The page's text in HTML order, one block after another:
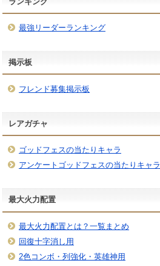
最強リーダーランキング
掲示板
フレンド募集掲示板
レアガチャ
ゴッドフェスの当たりキャラ
アンケートゴッドフェスの当たりキャラ
最大火力配置
最大火力配置とは？一覧まとめ
回復十字消し用
2色コンボ・列強化・英雄神用